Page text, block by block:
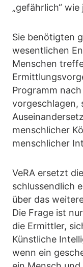
„gefährlich“
Sie benötigten
wesentlichen
Menschen
Programm
vorgeschlagen,
menschlicher
menschlicher
VeRA ersetzt
schlussendlich
über das
Die Frage ist
die Ermittler,
Künstliche
wenn ein